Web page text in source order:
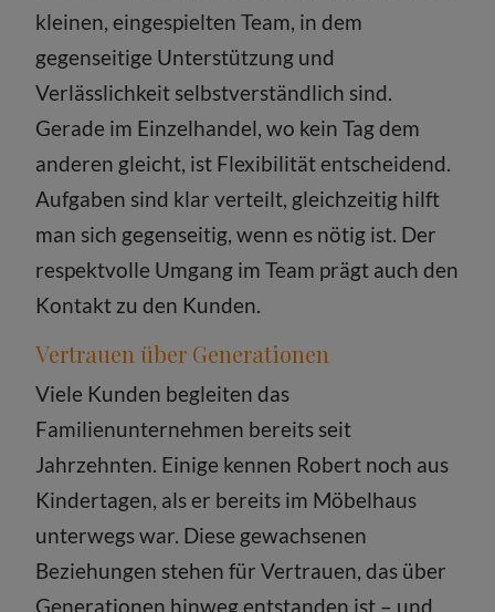
kleinen, eingespielten Team, in dem
gegenseitige Unterstützung und
Verlässlichkeit selbstverständlich sind.
Gerade im Einzelhandel, wo kein Tag dem
anderen gleicht, ist Flexibilität entscheidend.
Aufgaben sind klar verteilt, gleichzeitig hilft
man sich gegenseitig, wenn es nötig ist. Der
respektvolle Umgang im Team prägt auch den
Kontakt zu den Kunden.
Vertrauen über Generationen
Viele Kunden begleiten das
Familienunternehmen bereits seit
Jahrzehnten. Einige kennen Robert noch aus
Kindertagen, als er bereits im Möbelhaus
unterwegs war. Diese gewachsenen
Beziehungen stehen für Vertrauen, das über
Generationen hinweg entstanden ist – und